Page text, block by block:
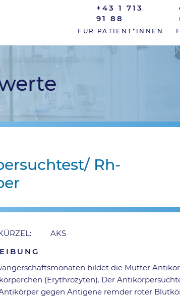
+43 1 713
91 88
FÜR PATIENT*INNEN
Rh-
AKS
bildet die Mutter
(Erythrozyten). Der
gegen Antigene remder roter